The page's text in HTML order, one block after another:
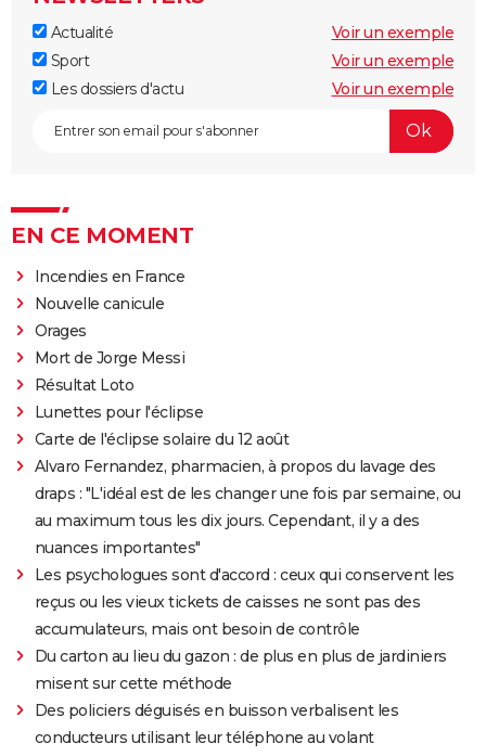
Actualité
Voir un exemple
Sport
Voir un exemple
Les dossiers d'actu
Voir un exemple
EN CE MOMENT
Incendies en France
Nouvelle canicule
Orages
Mort de Jorge Messi
Résultat Loto
Lunettes pour l'éclipse
Carte de l'éclipse solaire du 12 août
Alvaro Fernandez, pharmacien, à propos du lavage des
draps : "L'idéal est de les changer une fois par semaine, ou
au maximum tous les dix jours. Cependant, il y a des
nuances importantes"
Les psychologues sont d'accord : ceux qui conservent les
reçus ou les vieux tickets de caisses ne sont pas des
accumulateurs, mais ont besoin de contrôle
Du carton au lieu du gazon : de plus en plus de jardiniers
misent sur cette méthode
Des policiers déguisés en buisson verbalisent les
conducteurs utilisant leur téléphone au volant